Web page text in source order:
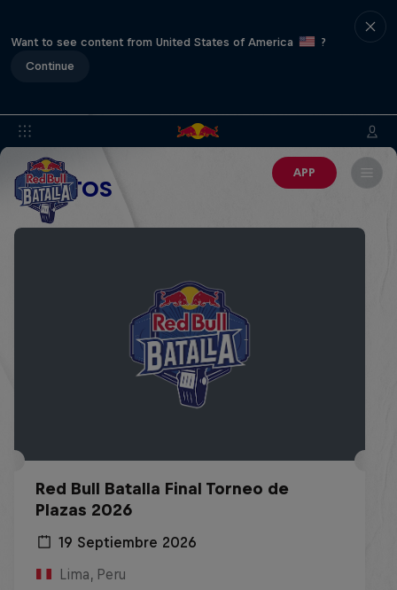
Want to see content from United States of America
?
Continue
APP
EVENTOS
Red Bull Batalla Final Torneo de
Plazas 2026
19 Septiembre 2026
Lima, Peru